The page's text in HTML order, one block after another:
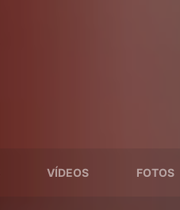
VÍDEOS FOTOS